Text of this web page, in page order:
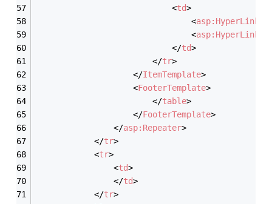
<td>
<asp:HyperLink
<asp:HyperLink
</td>
</tr>
</ItemTemplate>
<FooterTemplate>
</table>
</FooterTemplate>
</asp:Repeater>
</tr>
<tr>
<td>
</td>
</tr>